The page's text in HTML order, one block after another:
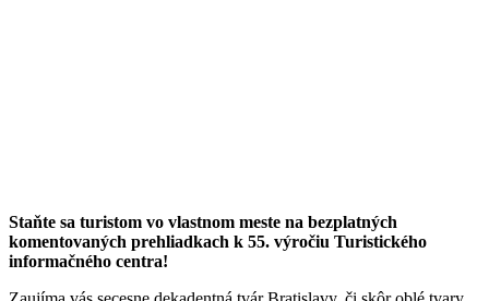
Staňte sa turistom vo vlastnom meste na bezplatných
komentovaných prehliadkach k 55. výročiu Turistického
informačného centra!